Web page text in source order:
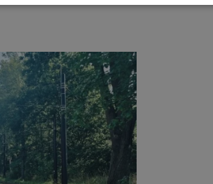
Funkcjonalność Niesklasyfikowane
Niesklasyfikowane
internetowej, takich jak logowanie użytkownika i
korzystać ze strony internetowej.
Opis